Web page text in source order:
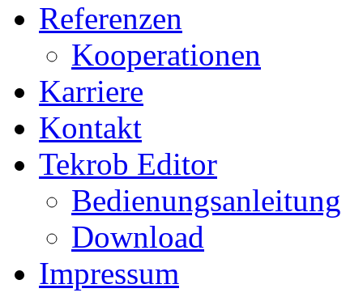
Referenzen
Kooperationen
Karriere
Kontakt
Tekrob Editor
Bedienungsanleitung
Download
Impressum